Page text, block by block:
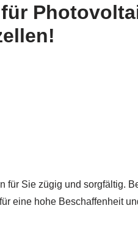
für Sie zügig und sorgfältig.
eine hohe Beschaffenheit